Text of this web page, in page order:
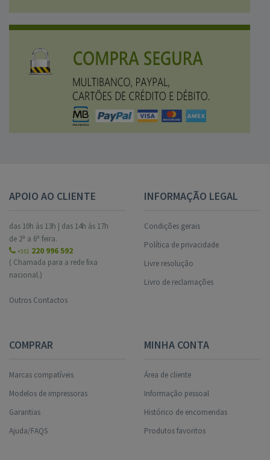
APOIO AO CLIENTE
das 10h às 13h | das 14h às 17h
de 2ª a 6ª feira.
+351 220 996 592
( Chamada para a rede fixa
nacional.)
Outros Contactos
INFORMAÇÃO LEGAL
Condições gerais
Política de privacidade
Livre resolução
Livro de reclamações
COMPRAR
Marcas compatíveis
Modelos de impressoras
Garantias
Ajuda/FAQS
MINHA CONTA
Área de cliente
Informação pessoal
Histórico de encomendas
Produtos favoritos